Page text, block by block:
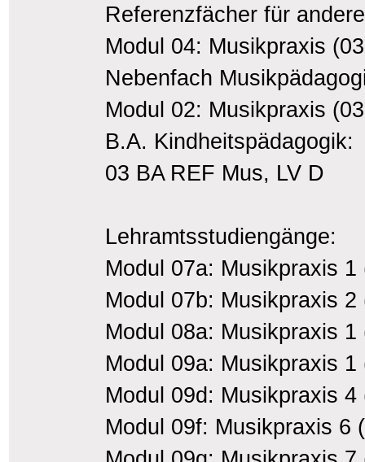
Referenzfächer für
Modul 04: Musikpraxis
Nebenfach
Modul 02: Musikpraxis
B.A. Kindheitspädagogik:
03 BA REF Mus, LV D
Lehramtsstudiengänge:
Modul 07a: Musikpraxis
Modul 07b: Musikpraxis
Modul 08a: Musikpraxis
Modul 09a: Musikpraxis
Modul 09d: Musikpraxis
Modul 09f: Musikpraxis 6